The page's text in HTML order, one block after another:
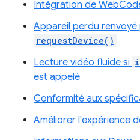
Intégration de
Appareil perdu
requestDevice()
Lecture vidéo fluide si
est appelé
Conformité aux
Améliorer l'expérience